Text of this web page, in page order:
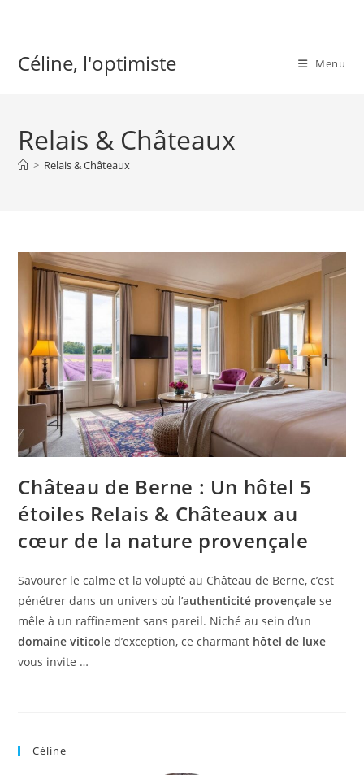
Céline, l'optimiste Menu
Relais & Châteaux
> Relais & Châteaux
Château de Berne : Un hôtel 5
étoiles Relais & Châteaux au
cœur de la nature provençale
Savourer le calme et la volupté au Château de Berne, c’est
pénétrer dans un univers où l’authenticité provençale se
mêle à un raffinement sans pareil. Niché au sein d’un
domaine viticole d’exception, ce charmant hôtel de luxe
vous invite …
Céline